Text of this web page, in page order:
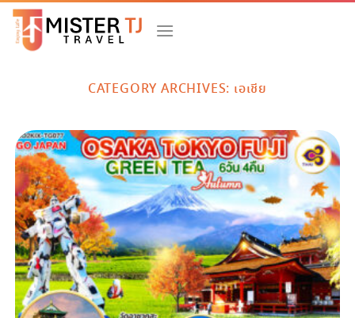
Skip
content
CATEGORY ARCHIVES: เอเชีย